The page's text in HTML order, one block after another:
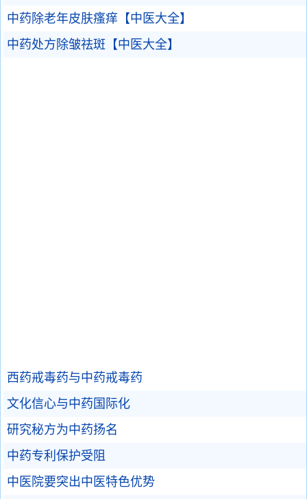
中药除老年皮肤瘙痒【中医大全】
中药处方除皱祛斑【中医大全】
西药戒毒药与中药戒毒药
文化信心与中药国际化
研究秘方为中药扬名
中药专利保护受阻
中医院要突出中医特色优势